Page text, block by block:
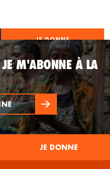
JE DONNE
M'ABONNE À LA
JE DONNE